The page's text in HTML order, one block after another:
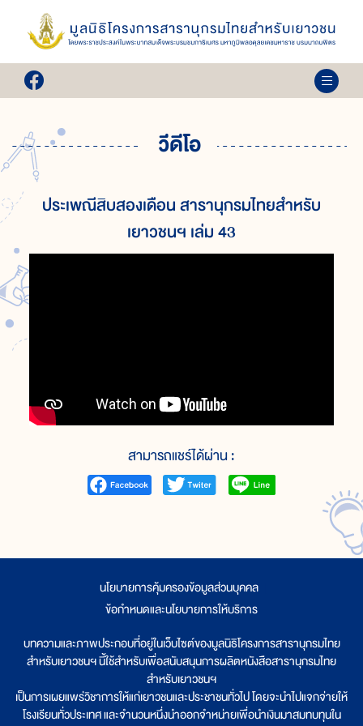
วีดีโอ
ประเพณีสิบสองเดือน สารานุกรมไทยสำหรับ
เยาวชนฯ เล่ม 43
สามารถแชร์ได้ผ่าน :
นโยบายการคุ้มครองข้อมูลส่วนบุคคล
ข้อกำหนดและนโยบายการให้บริการ
บทความและภาพประกอบที่อยู่ในเว็บไซต์ของมูลนิธิโครงการสารานุกรมไทย
สำหรับเยาวชนฯ นี้ใช้สำหรับเพื่อสนับสนุนการผลิตหนังสือสารานุกรมไทย
สำหรับเยาวชนฯ
เป็นการเผยแพร่วิชาการให้แก่เยาวชนและประชาชนทั่วไป โดยจะนำไปแจกจ่ายให้
โรงเรียนทั่วประเทศ และจำนวนหนึ่งนำออกจำหน่ายเพื่อนำเงินมาสมทบทุนใน